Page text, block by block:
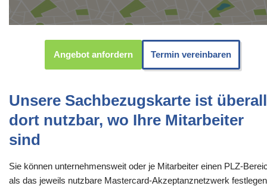
Angebot anfordern Termin vereinbaren
Unsere Sachbezugskarte ist überall
dort nutzbar, wo Ihre Mitarbeiter
sind
Sie können unternehmensweit oder je Mitarbeiter einen PLZ-
als das jeweils nutzbare Mastercard-Akzeptanznetzwerk